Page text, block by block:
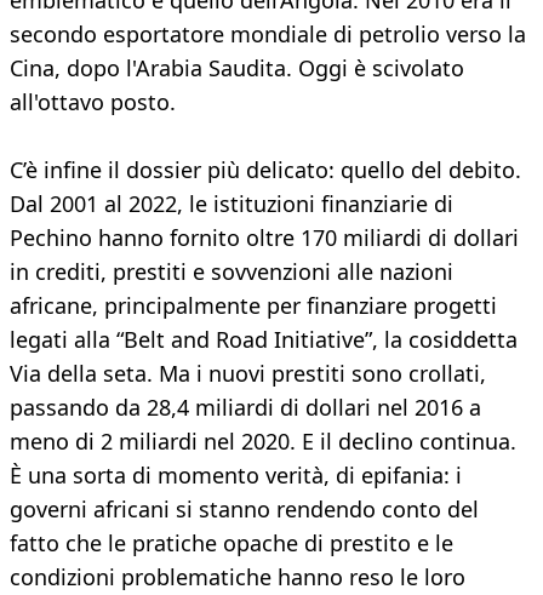
secondo esportatore mondiale di petrolio verso la
Cina, dopo l'Arabia Saudita. Oggi è scivolato
all'ottavo posto.
C’è infine il dossier più delicato: quello del debito.
Dal 2001 al 2022, le istituzioni finanziarie di
Pechino hanno fornito oltre 170 miliardi di dollari
in crediti, prestiti e sovvenzioni alle nazioni
africane, principalmente per finanziare progetti
legati alla “Belt and Road Initiative”, la cosiddetta
Via della seta. Ma i nuovi prestiti sono crollati,
passando da 28,4 miliardi di dollari nel 2016 a
meno di 2 miliardi nel 2020. E il declino continua.
È una sorta di momento verità, di epifania: i
governi africani si stanno rendendo conto del
fatto che le pratiche opache di prestito e le
condizioni problematiche hanno reso le loro